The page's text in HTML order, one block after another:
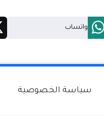
واتساب
سياسة الخصوصية